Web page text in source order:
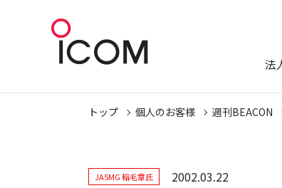
法
トップ 個人のお客様 週刊BEACON
JA5MG 稲毛章氏 2002.03.22